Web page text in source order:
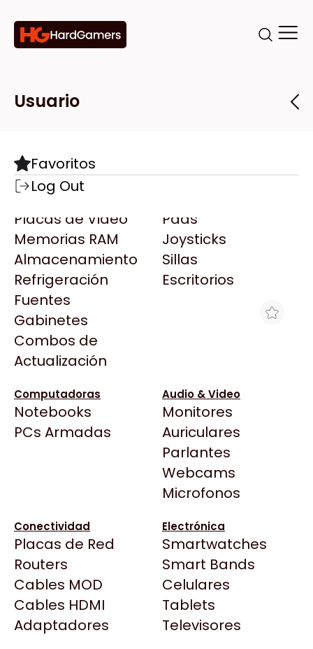
Categorías
Componentes
Motherboards
Microprocesadores
Placas de Video
Memorias RAM
Almacenamiento
Refrigeración
Fuentes
Gabinetes
Combos de
Actualización
Pads
Joysticks
Sillas
Escritorios
Computadoras
Notebooks
PCs Armadas
Audio & Video
Monitores
Auriculares
Parlantes
Webcams
Microfonos
Conectividad
Placas de Red
Routers
Cables MOD
Cables HDMI
Adaptadores
Electrónica
Smartwatches
Smart Bands
Celulares
Tablets
Televisores
Marcas
Todas las Marcas
AMD
AULA
Acer
Adata
AeroCool
Antec
Arkham
Asrock
BenQ
CX
Cooler Master
Deepcool
Dell
EVGA
Gamemax
Genesis
Genius
Tiendas
Destacadas
Todas las Tiendas
Click Gaming
Compufan Store
Dinobyte
Full H4rd
Gaming City
Gezatek
Usuario
Favoritos
Log Out
HP 81 CIAN C4931A P/HP SERIE 5000
S/CAJA-VENCIDO
$2.437
Ver producto en la página de Max Tecno